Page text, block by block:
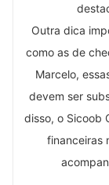
Outra dica
como as de
Marcelo,
devem ser
disso, o Sicoob
financeiras